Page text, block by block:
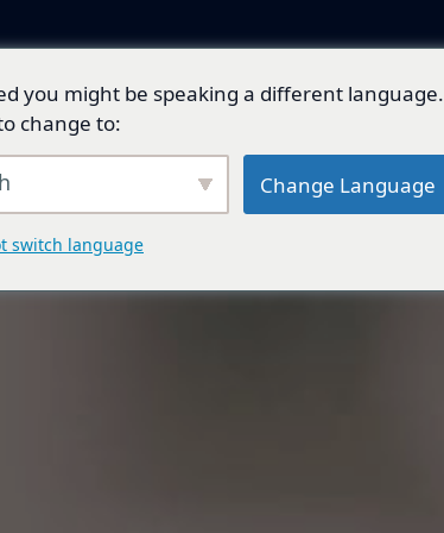
方案 技術開發 總代理品牌
you might be speaking a different language.
change to:
Change Language
switch language